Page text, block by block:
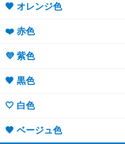
🧡 オレンジ色
❤️ 赤色
💜 紫色
🖤 黒色
🤍 白色
🤎 ベージュ色